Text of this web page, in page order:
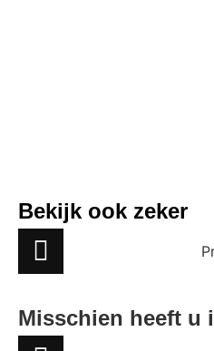
Bekijk ook zeker
Misschien heeft u